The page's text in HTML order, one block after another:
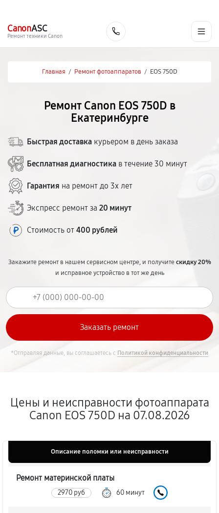
CanonASC
Ремонт техники Canon
Главная / Ремонт фотоаппаратов / EOS 750D
Ремонт Canon EOS 750D в
Екатеринбурге
Быстрая доставка курьером в день заказа
Бесплатная диагностика в течение 30 минут
Гарантия на ремонт до 3х лет
Экспресс ремонт за 20 минут
Стоимость от 400 рублей
Закажите ремонт в нашем сервисном центре, и получитескидку 20%
и исправное устройство в тот же день
*Отправляя данные, вы соглашаетесь с Политикой конфиденциальности
Цены и неисправности фотоаппарата
Canon EOS 750D на 07.08.2026
Описание поломки или неисправности
Ремонт материнской платы
2970 руб 60 минут